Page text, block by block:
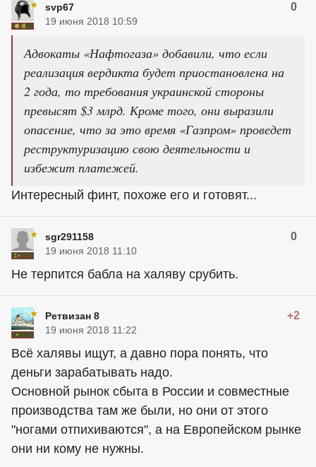
svp67 0
19 июня 2018 10:59
Адвокаты «Нафтогаза» добавили, что если
реализация вердикта будет приостановлена на
2 года, то требования украинской стороны
превысят $3 млрд. Кроме того, они выразили
опасение, что за это время «Газпром» проведет
реструктуризацию свою деятельности и
избежит платежей.
Интересный финт, похоже его и готовят...
sgr291158 0
19 июня 2018 11:10
Не терпится бабла на халяву срубить.
Ретвизан 8 +2
19 июня 2018 11:22
Всё халявы ищут, а давно пора понять, что
деньги зарабатывать надо.
Основной рынок сбыта в России и совместные
производства там же были, но они от этого
"ногами отпихиваются", а на Европейском рынке
они ни кому не нужны.